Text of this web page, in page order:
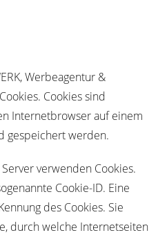
Werbeagentur &
Cookies sind
Internetbrowser auf einem
gespeichert werden.
verwenden Cookies.
Cookie-ID. Eine
des Cookies. Sie
durch welche Internetseiten